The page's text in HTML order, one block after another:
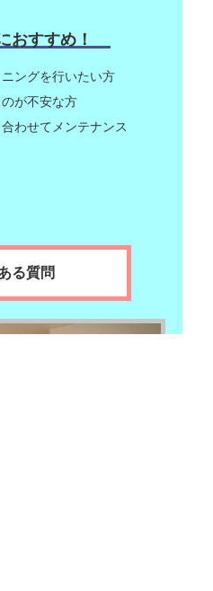
おすすめ！
ングを行いたい方
が不安な方
わせてメンテナンス
る質問